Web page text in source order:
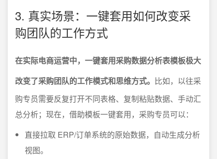
3. 真实场景：一键套用如何改变采
购团队的工作方式
在实际电商运营中，一键套用采购数据分析表模板极大
改变了采购团队的工作模式和思维方式。 比如，以往采
购专员需要反复打开不同表格、复制粘贴数据、手动汇
总分析；现在，借助模板一键套用，采购专员可以：
直接拉取 ERP/订单系统的原始数据，自动生成分析
视图。